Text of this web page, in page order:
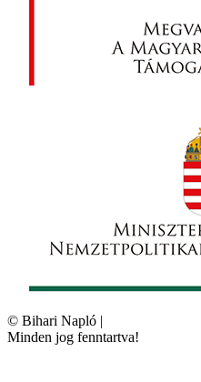
© Bihari Napló |
Minden jog fenntartva!